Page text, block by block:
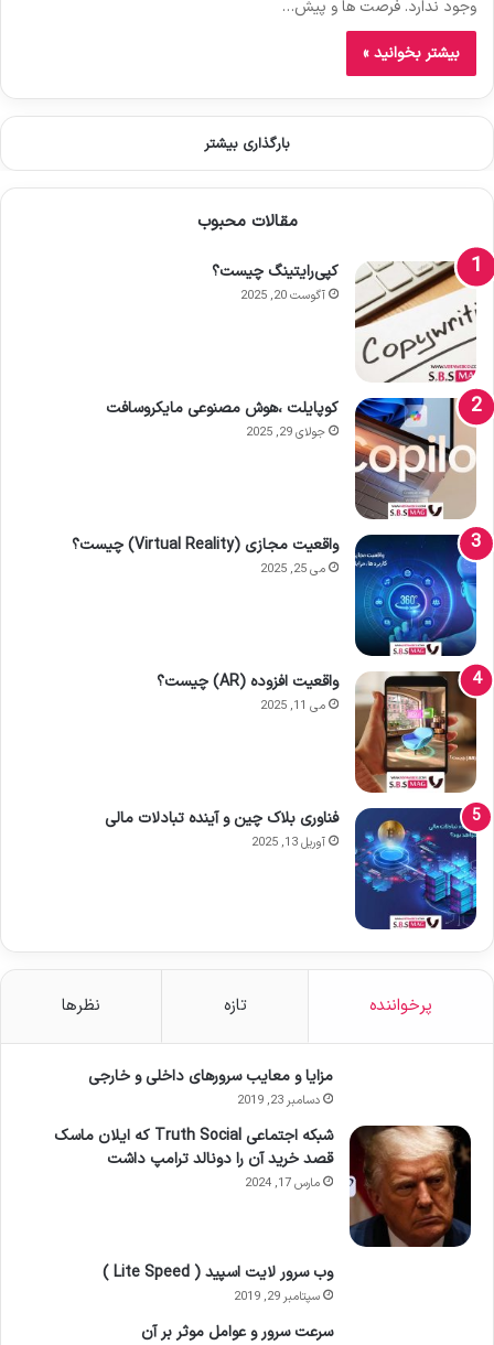
وجود ندارد. فرصت ها و پیش…
بیشتر بخوانید »
بارگذاری بیشتر
مقالات محبوب
کپی‌رایتینگ چیست؟
آگوست 20, 2025
کوپایلت ،هوش مصنوعی مایکروسافت
جولای 29, 2025
واقعیت مجازی (Virtual Reality) چیست؟
می 25, 2025
واقعیت افزوده (AR) چیست؟
می 11, 2025
فناوری بلاک چین و آینده تبادلات مالی
آوریل 13, 2025
پرخواننده تازه نظرها
مزایا و معایب سرورهای داخلی و خارجی
دسامبر 23, 2019
شبکه اجتماعی Truth Social که ایلان ماسک
قصد خرید آن را دونالد ترامپ داشت
مارس 17, 2024
وب سرور لایت اسپید ( Lite Speed )
سپتامبر 29, 2019
سرعت سرور و عوامل موثر بر آن